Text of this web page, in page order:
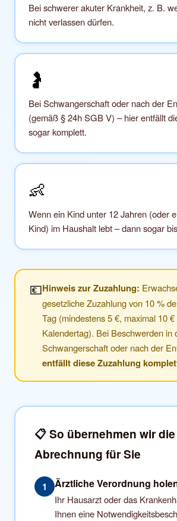
Bei schwerer akuter Krankheit, z. B.
nicht verlassen dürfen.
🤰
Bei Schwangerschaft oder nach der
(gemäß § 24h SGB V) – hier entfällt
sogar komplett.
👶
Wenn ein Kind unter 12 Jahren (oder
Kind) im Haushalt lebt – dann sogar
💶Hinweis zur Zuzahlung:
gesetzliche Zuzahlung von 10 %
Tag (mindestens 5 €, maximal 10 €
Kalendertag). Bei Beschwerden in
Schwangerschaft oder nach der
entfällt diese Zuzahlung
📋 So übernehmen wir die
Abrechnung für Sie
1 Ärztliche Verordnung
Ihr Hausarzt oder das
Ihnen eine